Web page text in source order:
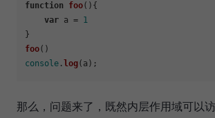
function foo( ){
var a = 1
foo
console . log
那么，问题来了，既然内层作用域可以